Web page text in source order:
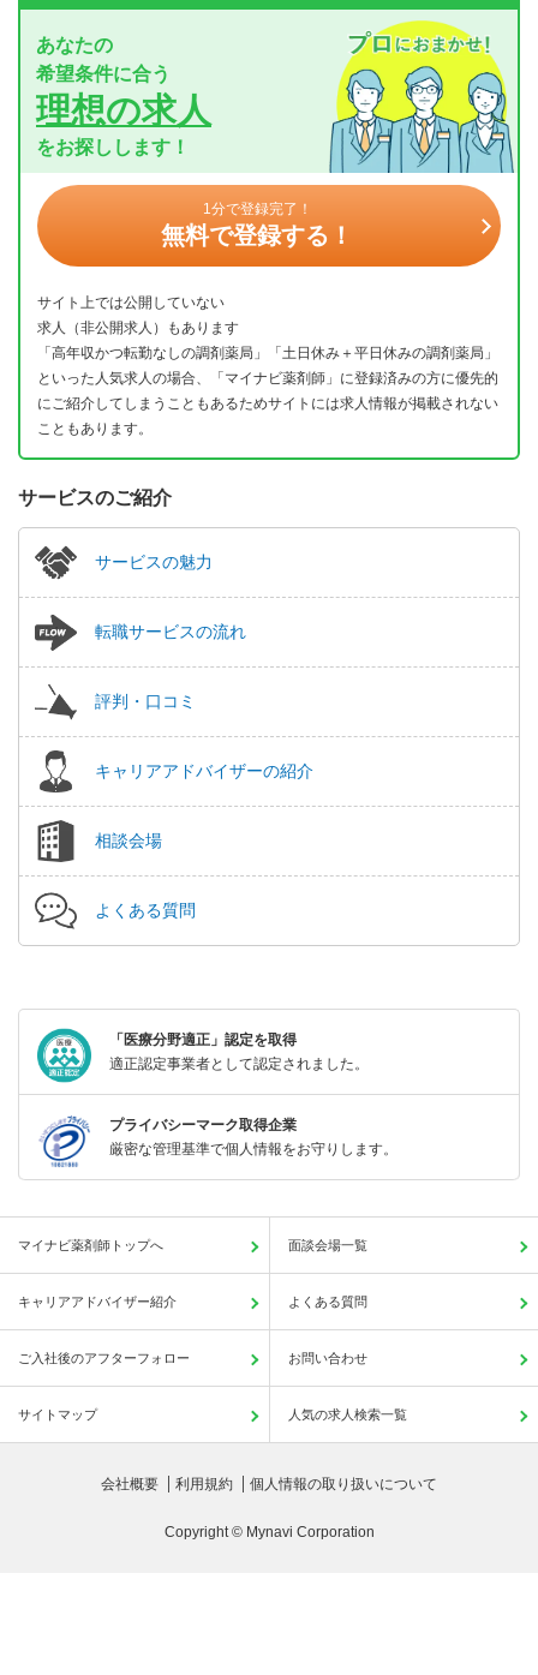
あなたの
希望条件に合う
理想の求人
をお探しします！
1分で登録完了！
無料で登録する！
サイト上では公開していない
求人（非公開求人）もあります
「高年収かつ転勤なしの調剤薬局」「土日休み＋平日休みの調剤薬局」
といった人気求人の場合、「マイナビ薬剤師」に登録済みの方に優先的
にご紹介してしまうこともあるためサイトには求人情報が掲載されない
こともあります。
サービスのご紹介
サービスの魅力
転職サービスの流れ
評判・口コミ
キャリアアドバイザーの紹介
相談会場
よくある質問
「医療分野適正」認定を取得
適正認定事業者として認定されました。
プライバシーマーク取得企業
厳密な管理基準で個人情報をお守りします。
マイナビ薬剤師トップへ 面談会場一覧
キャリアアドバイザー紹介 よくある質問
ご入社後のアフターフォロー お問い合わせ
サイトマップ 人気の求人検索一覧
会社概要 利用規約 個人情報の取り扱いについて
Copyright © Mynavi Corporation